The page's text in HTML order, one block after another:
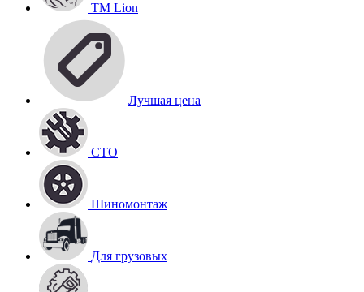
TM Lion
Лучшая цена
СТО
Шиномонтаж
Для грузовых